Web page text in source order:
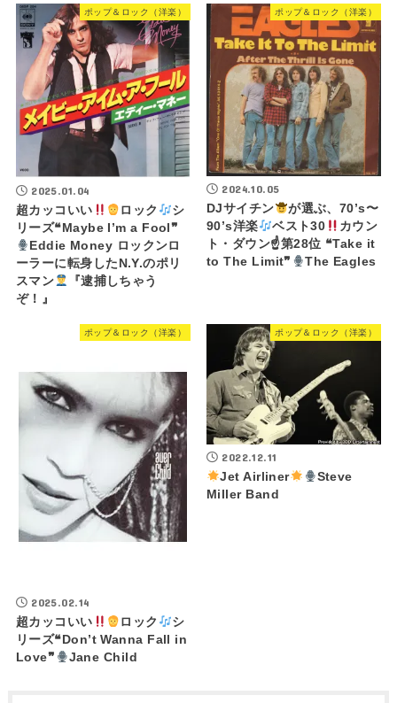
ポップ＆ロック（洋楽）
2025.01.04
超カッコいい
ロック
シ
リーズ❝Maybe I’m a Fool❞
Eddie Money ロックンロ
ーラーに転身したN.Y.のポリ
スマン
『逮捕しちゃう
ぞ！』
ポップ＆ロック（洋楽）
2024.10.05
DJサイチン
が選ぶ、70’s〜
90’s洋楽
ベスト30
カウン
ト・ダウン☝第28位 ❝Take it
to The Limit❞
The Eagles
ポップ＆ロック（洋楽）
2025.02.14
超カッコいい
ロック
シ
リーズ❝Don’t Wanna Fall in
Love❞
Jane Child
ポップ＆ロック（洋楽）
2022.12.11
Jet Airliner
Steve
Miller Band